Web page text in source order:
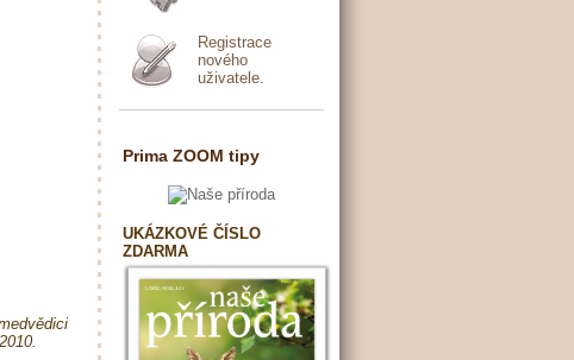
Registrace
nového
uživatele.
Prima ZOOM tipy
UKÁZKOVÉ ČÍSLO
ZDARMA